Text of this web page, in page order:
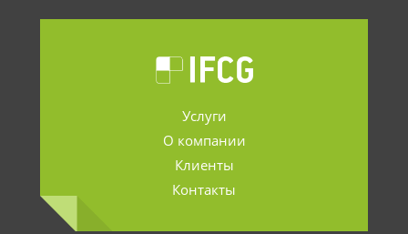
Услуги
О компании
Клиенты
Контакты